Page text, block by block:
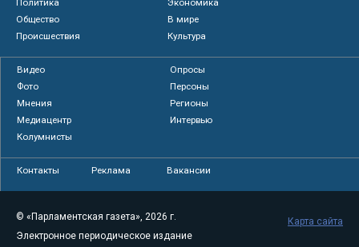
Политика
Экономика
Общество
В мире
Происшествия
Культура
Видео
Опросы
Фото
Персоны
Мнения
Регионы
Медиацентр
Интервью
Колумнисты
Контакты Реклама Вакансии
© «Парламентская газета», 2026 г.
Электронное периодическое издание
Карта сайта